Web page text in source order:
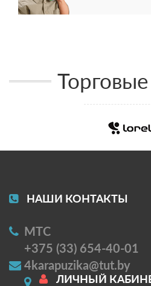
НАШИ КОНТАКТЫ
МТС
+375 (33) 654-40-01
4karapuzika@tut.by
ЛИЧНЫЙ